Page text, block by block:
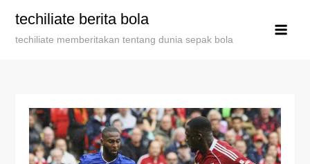
techiliate berita bola
techiliate memberitakan tentang dunia sepak bola